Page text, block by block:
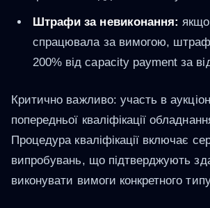
Штрафи за невиконання:
спрацювала за вимогою,
200% від capacity payment за
Критично важливо: участь в
попередньої кваліфікації
Процедура кваліфікації включає
випробувань, що підтверджують
виконувати вимоги конкретного